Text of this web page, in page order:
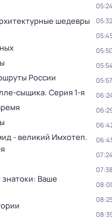
шедевры
России
сыщика. Серия 1-я
- великий Имхотеп.
Ваше
05:24
05:32
05:50
05:54
05:57
07:24
07:38